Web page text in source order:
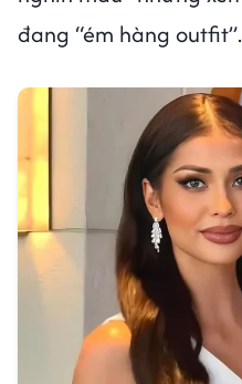
đang “ém hàng outfit”.